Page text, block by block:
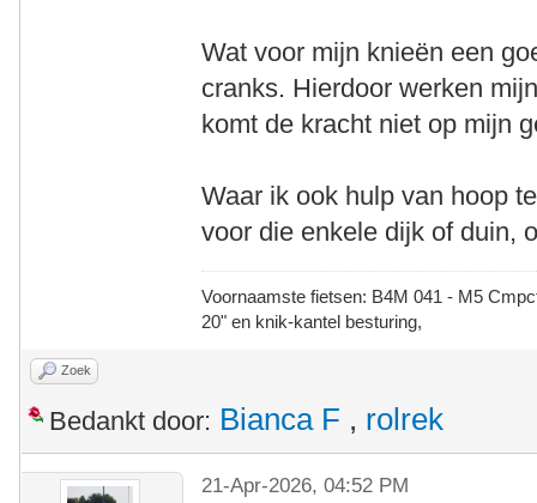
Wat voor mijn knieën een
cranks. Hierdoor werken
komt de kracht niet op mijn
Waar ik ook hulp van hoop
voor die enkele dijk of duin,
Voornaamste fietsen: B4M 041 - M5
20" en knik-kantel besturing,
Zoek
Bedankt door: Bianca F , rolrek
21-Apr-2026, 04:52 PM